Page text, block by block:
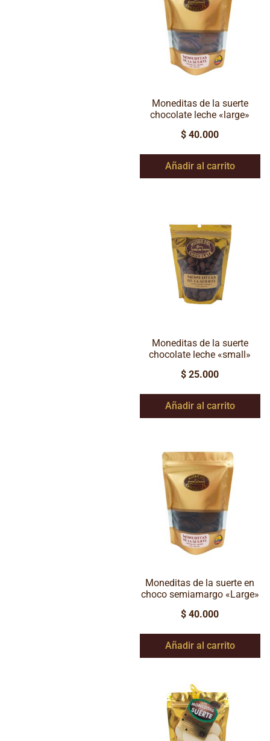
Moneditas de la suerte
chocolate leche «large»
$ 40.000
Añadir al carrito
Moneditas de la suerte
chocolate leche «small»
$ 25.000
Añadir al carrito
Moneditas de la suerte en
choco semiamargo «Large»
$ 40.000
Añadir al carrito